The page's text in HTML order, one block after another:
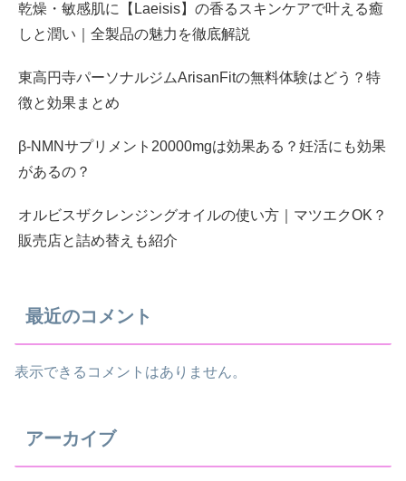
乾燥・敏感肌に【Laeisis】の香るスキンケアで叶える癒
しと潤い｜全製品の魅力を徹底解説
東高円寺パーソナルジムArisanFitの無料体験はどう？特
徴と効果まとめ
β-NMNサプリメント20000mgは効果ある？妊活にも効果
があるの？
オルビスザクレンジングオイルの使い方｜マツエクOK？
販売店と詰め替えも紹介
最近のコメント
表示できるコメントはありません。
アーカイブ